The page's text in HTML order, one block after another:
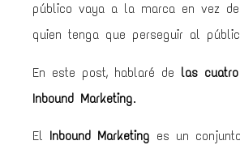
público vaya a la marca en vez
quien tenga que perseguir al
En este post, hablaré de las
Inbound Marketing.
El Inbound Marketing es un